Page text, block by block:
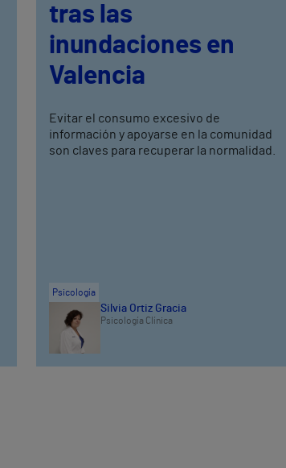
tras las
inundaciones en
Valencia
Evitar el consumo excesivo de
información y apoyarse en la comunidad
son claves para recuperar la normalidad.
Psicología
Silvia Ortiz Gracia
Psicología Clínica